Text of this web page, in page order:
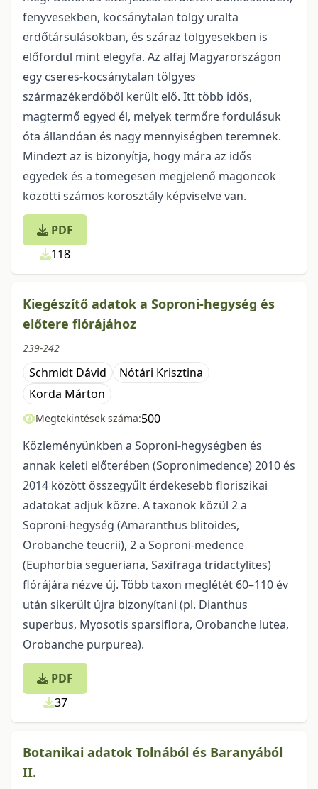
fenyvesekben, kocsánytalan tölgy uralta
erdőtársulásokban, és száraz tölgyesekben is
előfordul mint elegyfa. Az alfaj Magyarországon
egy cseres-kocsánytalan tölgyes
származékerdőből került elő. Itt több idős,
magtermő egyed él, melyek termőre fordulásuk
óta állandóan és nagy mennyiségben teremnek.
Mindezt az is bizonyítja, hogy mára az idős
egyedek és a tömegesen megjelenő magoncok
közötti számos korosztály képviselve van.
PDF
118
Kiegészítő adatok a Soproni-hegység és
előtere flórájához
239-242
Schmidt Dávid
Nótári Krisztina
Korda Márton
Megtekintések száma:500
Közleményünkben a Soproni-hegységben és
annak keleti előterében (Sopronimedence) 2010 és
2014 között összegyűlt érdekesebb floriszikai
adatokat adjuk közre. A taxonok közül 2 a
Soproni-hegység (Amaranthus blitoides,
Orobanche teucrii), 2 a Soproni-medence
(Euphorbia segueriana, Saxifraga tridactylites)
flórájára nézve új. Több taxon meglétét 60–110 év
után sikerült újra bizonyítani (pl. Dianthus
superbus, Myosotis sparsiflora, Orobanche lutea,
Orobanche purpurea).
PDF
37
Botanikai adatok Tolnából és Baranyából
II.